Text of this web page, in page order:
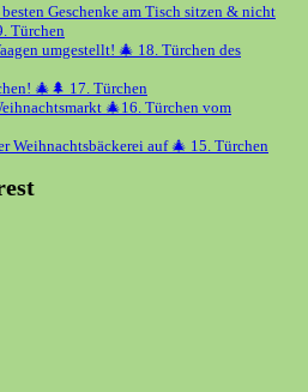
Geschenke am Tisch sitzen & nicht
Türchen
umgestellt! 🎄 18. Türchen des
🎄🌲 17. Türchen
🎄16. Türchen vom
Weihnachtsbäckerei auf 🎄 15. Türchen